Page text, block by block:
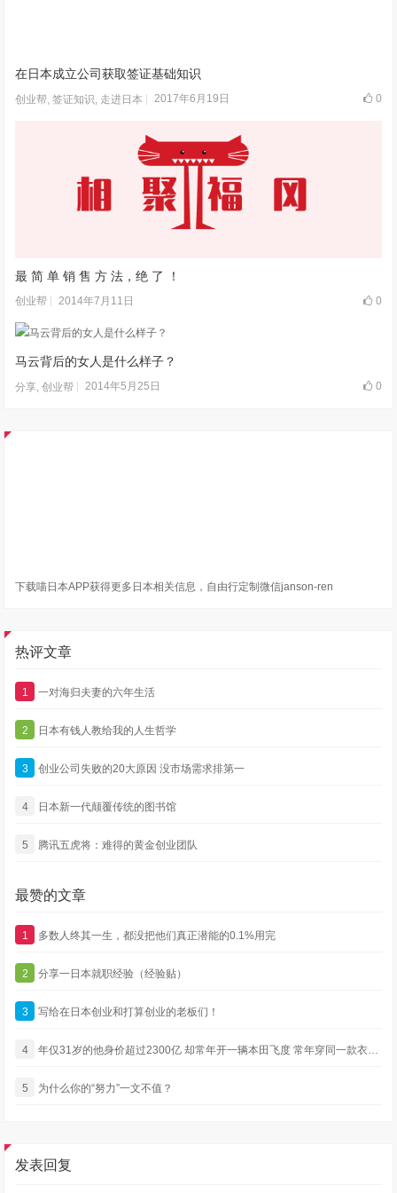
在日本成立公司获取签证基础知识
创业帮 ,签证知识 走进日本 2017年6月19日 0
最 简 单 销 售 方 法，绝 了 ！
创业帮 2014年7月11日 0
马云背后的女人是什么样子？
分享,创业帮 2014年5月25日 0
下载喵日本APP获得更多日本相关信息，自由行定制微信janson-ren
热评文章
1 一对海归夫妻的六年生活
2 日本有钱人教给我的人生哲学
3 创业公司失败的20大原因 没市场需求排第一
4 日本新一代颠覆传统的图书馆
5 腾讯五虎将：难得的黄金创业团队
最赞的文章
1 多数人终其一生，都没把他们真正潜能的0.1%用完
2 分享一日本就职经验（经验贴）
3 写给在日本创业和打算创业的老板们！
4 年仅31岁的他身价超过2300亿 却常年开一辆本田飞度 常年穿同一款衣服 还没有绯闻
5 为什么你的“努力”一文不值？
发表回复